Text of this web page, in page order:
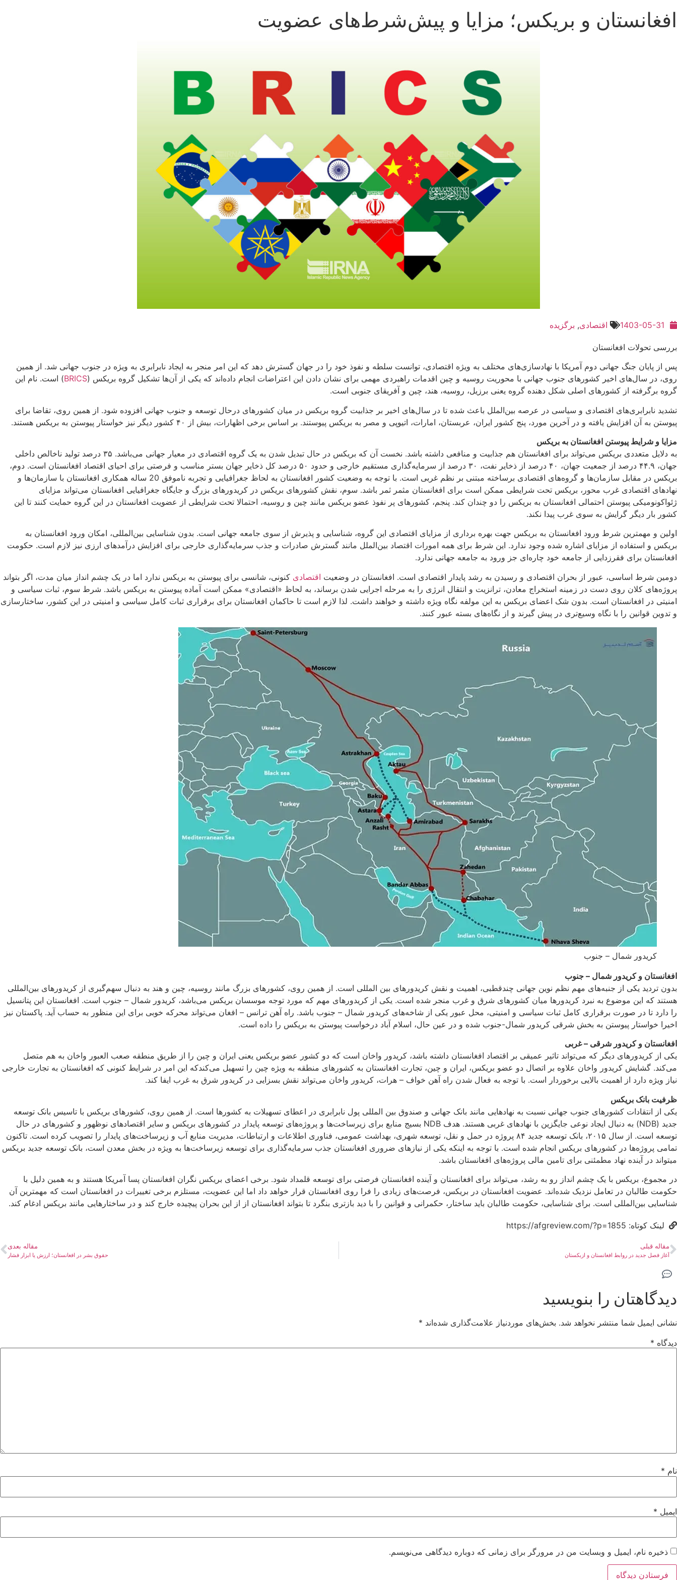
افغانستان و بریکس؛ مزایا و پیش‌شرط‌های‌‌ عضویت
1403-05-31 اقتصادی, برگزیده
بررسی تحولات افغانستان
پس از پایان جنگ جهانی دوم آمریکا با نهادسازی‌های مختلف به ویژه اقتصادی، توانست سلطه و نفوذ خود را در جهان گسترش دهد که این امر منجر به ایجاد نابرابری به ویژه در جنوب جهانی شد. از همین
روی، در سال‌های اخیر کشورهای جنوب جهانی با محوریت روسیه و چین اقدمات راهبردی مهمی برای نشان دادن این اعتراضات انجام داده‌اند که یکی از آن‌ها تشکیل گروه بریکس (BRICS) است. نام این
گروه برگرفته از کشورهای اصلی شکل دهنده گروه یعنی برزیل، روسیه، هند، چین و آفریقای جنوبی است.
تشدید نابرابری‌های اقتصادی و سیاسی در عرصه بین‌الملل باعث شده تا در سال‌های اخیر بر جذابیت گروه بریکس در میان کشورهای درحال توسعه و جنوب جهانی افزوده شود. از همین روی، تقاضا برای
پیوستن به آن افزایش یافته و در آخرین مورد، پنج کشور ایران، عربستان، امارات، اتیوپی و مصر به بریکس پیوستند. بر اساس برخی اظهارات، بیش از ۴۰ کشور دیگر نیز خواستار پیوستن به بریکس هستند.
مزایا و شرایط پیوستن افغانستان به بریکس
به دلایل متعددی بریکس می‌تواند برای افغانستان هم جذابیت و منافعی داشته باشد. نخست آن که بریکس در حال تبدیل شدن به یک گروه اقتصادی در معیار جهانی می‌باشد. ۳۵ درصد تولید ناخالص داخلی
جهان، ۴۴.۹ درصد از جمعیت جهان، ۴۰ درصد از ذخایر نفت، ۳۰ درصد از سرمایه‌گذاری مستقیم خارجی و حدود ۵۰ درصد کل ذخایر جهان بستر مناسب و فرصتی برای احیای اقتصاد افغانستان است. دوم،
بریکس در مقابل سازمان‌ها و گروه‌های اقتصادی برساخته مبتنی بر نظم غربی است. با توجه به وضعیت کشور افغانستان به لحاظ جغرافیایی و تجربه ناموفق 20 ساله همکاری افغانستان با سازمان‌ها و
نهادهای اقتصادی غرب محور، بریکس تحت شرایطی ممکن است برای افغانستان مثمر ثمر باشد. سوم، نقش کشورهای بریکس در کریدورهای بزرگ و جایگاه جغرافیایی افغانستان می‌تواند مزایای
ژئواکونومیکی پیوستن احتمالی افغانستان به بریکس را دو چندان ‌کند. پنجم، کشورهای پر نفوذ عضو بریکس مانند چین و روسیه، احتمالا تحت شرایطی از عضویت افغانستان در این گروه حمایت کنند تا این
کشور بار دیگر گرایش به سوی غرب پیدا نکند.
اولین و مهمترین شرط ورود افغانستان به بریکس جهت بهره برداری از مزایای اقتصادی این گروه، شناسایی و پذیرش از سوی جامعه جهانی است. بدون شناسایی بین‌المللی، امکان ورود افغانستان به
بریکس و استفاده از مزایای اشاره شده وجود ندارد. این شرط برای همه امورات اقتصاد بین‌الملل مانند گسترش صادرات و جذب سرمایه‌گذاری خارجی برای افزایش درآمدهای ارزی نیز لازم است. حکومت
افغانستان برای فقرزدایی از جامعه خود چاره‌ای جز ورود به جامعه جهانی ندارد.
دومین شرط اساسی، عبور از بحران اقتصادی و رسیدن به رشد پایدار اقتصادی است. افغانستان در وضعیت اقتصادی کنونی، شانسی برای پیوستن به بریکس ندارد اما در یک چشم انداز میان مدت، اگر بتواند
پروژه‌های کلان روی دست در زمینه استخراج معادن، ترانزیت و انتقال انرژی را به مرحله اجرایی شدن برساند، به لحاظ «اقتصادی» ممکن است آماده پیوستن به بریکس باشد. شرط سوم، ثبات سیاسی و
امنیتی در افغانستان است. بدون شک اعضای بریکس به این مولفه نگاه ویژه داشته و خواهند داشت. لذا لازم است تا حاکمان افغانستان برای برقراری ثبات کامل سیاسی و امنیتی در این کشور، ساختارسازی
و تدوین قوانین را با نگاه وسیع‌تری در پیش گیرند و از نگاه‌های بسته عبور کنند.
کریدور شمال – جنوب
افغانستان و کریدور شمال – جنوب
بدون تردید یکی از جنبه‌های مهم نظم نوین جهانی چندقطبی، اهمیت و نقش کریدورهای بین المللی است. از همین روی، کشورهای بزرگ مانند روسیه، چین و هند به دنبال سهم‌گیری از کریدورهای بین‌المللی
هستند که این موضوع به نبرد کریدورها میان کشورهای شرق و غرب منجر شده است. یکی از کریدورهای مهم که مورد توجه موسسان بریکس می‌باشد، کریدور شمال – جنوب است. افغانستان این پتانسیل
را دارد تا در صورت برقراری کامل ثبات سیاسی و امنیتی، محل عبور یکی از شاخه‌های کریدور شمال – جنوب باشد. راه آهن ترانس – افغان می‌تواند محرکه خوبی برای این منظور به حساب آید. پاکستان نیز
اخیرا خواستار پیوستن به بخش شرقی کریدور شمال-جنوب شده و در عین حال، اسلام آباد درخواست پیوستن به بریکس را داده است.
افغانستان و کریدور شرقی – غربی
یکی از کریدور‌های دیگر که می‌تواند تاثیر عمیقی بر اقتصاد افغانستان داشته باشد، کریدور واخان است که دو کشور عضو بریکس یعنی ایران و چین را از طریق منطقه صعب العبور واخان به هم متصل
می‌کند. گشایش کریدور واخان علاوه بر اتصال دو عضو بریکس، ایران و چین، تجارت افغانستان به کشورهای منطقه به ویژه چین را تسهیل می‌کندکه این امر در شرایط کنونی که افغانستان به تجارت خارجی
نیاز ویژه دارد از اهمیت بالایی برخوردار است. با توجه به فعال شدن راه آهن خواف – هرات، کریدور واخان می‌تواند نقش بسزایی در کریدور شرق به غرب ایفا کند.
ظرفیت بانک بریکس
یکی از انتقادات کشورهای جنوب جهانی نسبت به نهادهایی مانند بانک جهانی و صندوق بین المللی پول نابرابری در اعطای تسهیلات به کشورها است. از همین روی، کشورهای بریکس با تاسیس بانک توسعه
جدید (NDB) به دنبال ایجاد نوعی جایگزین با نهادهای غربی هستند. هدف NDB بسیج منابع برای زیرساخت‌ها و پروژه‌های توسعه پایدار در کشورهای بریکس و سایر اقتصادهای نوظهور و کشورهای در حال
توسعه است. از سال ۲۰۱۵، بانک توسعه جدید ۸۴ پروژه در حمل و نقل، توسعه شهری، بهداشت عمومی، فناوری اطلاعات و ارتباطات، مدیریت منابع آب و زیرساخت‌های پایدار را تصویب کرده است. تاکنون
تمامی پروژه‌ها در کشورهای بریکس انجام شده است. با توجه به اینکه یکی از نیازهای ضروری افغانستان جذب سرمایه‌گذاری برای توسعه زیرساخت‌ها به ویژه در بخش معدن است، بانک توسعه جدید بریکس
میتواند در آینده نهاد مطمئنی برای تامین مالی پروژه‌های افغانستان باشد.
در مجموع، بریکس با یک چشم انداز رو به رشد، می‌تواند برای افغانستان و آینده افغانستان فرصتی برای توسعه قلمداد شود. برخی اعضای بریکس نگران افغانستان پسا آمریکا هستند و به همین دلیل با
حکومت طالبان در تعامل نزدیک شده‌اند. عضویت افغانستان در بریکس، فرصت‌های زیادی را فرا روی افغانستان قرار خواهد داد اما این عضویت، مستلزم برخی تغییرات در افغانستان است که مهمترین آن
شناسایی بین‌المللی است. برای شناسایی، حکومت طالبان باید ساختار، حکمرانی و قوانین را با دید بازتری بنگرد تا بتواند افغانستان از از این بحران پیچیده خارج کند و در ساختارهایی مانند بریکس ادغام کند.
لینک کوتاه: https://afgreview.com/?p=1855
مقاله قبلی
آغاز فصل جدید در روابط افغانستان و ازبکستان
مقاله بعدی
حقوق بشر در افغانستان؛ ارزش یا ابزار فشار
دیدگاهتان را بنویسید
نشانی ایمیل شما منتشر نخواهد شد. بخش‌های موردنیاز علامت‌گذاری شده‌اند *
دیدگاه *
نام *
ایمیل *
ذخیره نام، ایمیل و وبسایت من در مرورگر برای زمانی که دوباره دیدگاهی می‌نویسم.